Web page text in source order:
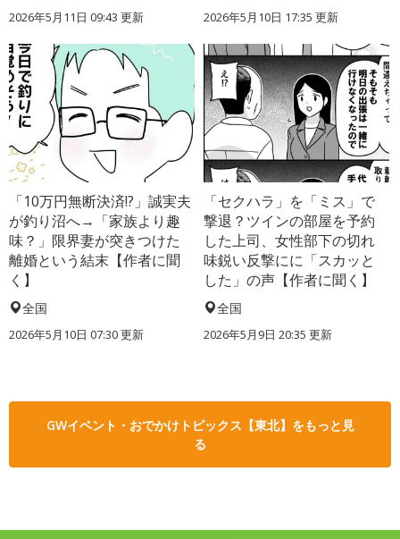
2026年5月11日 09:43 更新 2026年5月10日 17:35 更新
「10万円無断決済!?」誠実夫
が釣り沼へ→「家族より趣
味？」限界妻が突きつけた
離婚という結末【作者に聞
く】
全国
2026年5月10日 07:30 更新
「セクハラ」を「ミス」で
撃退？ツインの部屋を予約
した上司、女性部下の切れ
味鋭い反撃にに「スカッと
した」の声【作者に聞く】
全国
2026年5月9日 20:35 更新
GWイベント・おでかけトピックス【東北】をもっと見
る